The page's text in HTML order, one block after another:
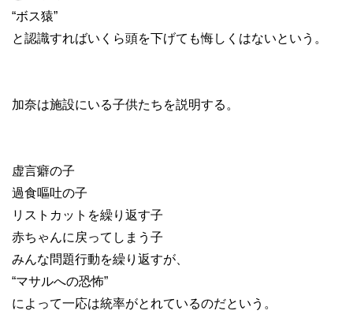
“ボス猿”
と認識すればいくら頭を下げても悔しくはないという。
加奈は施設にいる子供たちを説明する。
虚言癖の子
過食嘔吐の子
リストカットを繰り返す子
赤ちゃんに戻ってしまう子
みんな問題行動を繰り返すが、
“マサルへの恐怖”
によって一応は統率がとれているのだという。